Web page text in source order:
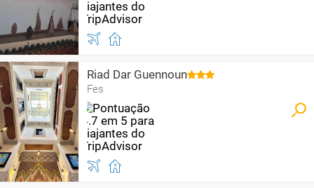
Riad Dar Guennoun
Fes